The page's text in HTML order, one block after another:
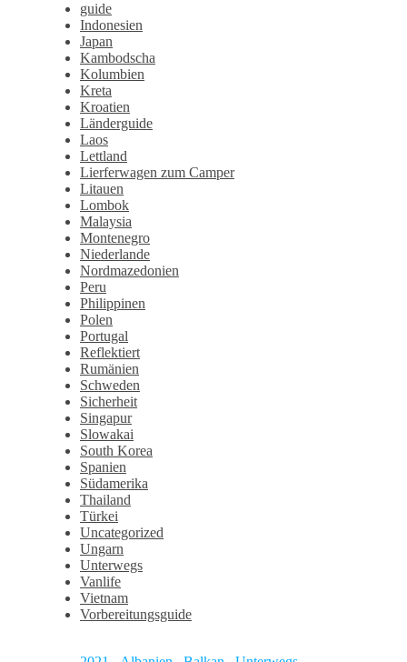
guide
Indonesien
Japan
Kambodscha
Kolumbien
Kreta
Kroatien
Länderguide
Laos
Lettland
Lierferwagen zum Camper
Litauen
Lombok
Malaysia
Montenegro
Niederlande
Nordmazedonien
Peru
Philippinen
Polen
Portugal
Reflektiert
Rumänien
Schweden
Sicherheit
Singapur
Slowakai
South Korea
Spanien
Südamerika
Thailand
Türkei
Uncategorized
Ungarn
Unterwegs
Vanlife
Vietnam
Vorbereitungsguide